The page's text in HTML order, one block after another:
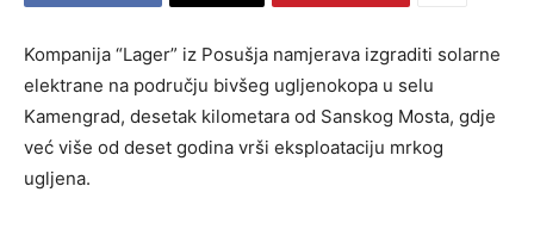
Kompanija “Lager” iz Posušja namjerava izgraditi solarne
elektrane na području bivšeg ugljenokopa u selu
Kamengrad, desetak kilometara od Sanskog Mosta, gdje
već više od deset godina vrši eksploataciju mrkog
ugljena.